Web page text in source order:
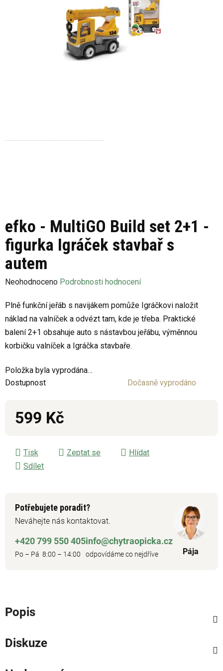
efko - MultiGO Build set 2+1 -
figurka Igráček stavbař s
autem
Průměrné
produktu
je
0,0
z
hvězdiček.
Neohodnoceno Podrobnosti hodnocení
Plně funkční jeřáb s navijákem pomůže Igráčkovi naložit
náklad na valníček a odvézt tam, kde je třeba. Praktické
balení 2+1 obsahuje auto s nástavbou jeřábu, výměnnou
korbičku valníček a Igráčka stavbaře.
Položka byla vyprodána…
Dostupnost
Dočasně vyprodáno
599 Kč
Tisk Zeptat se
Hlídat
Sdílet
Potřebujete poradit?
Neváhejte nás kontaktovat.
+420 799 550 405
Po – Pá 8:00 – 14:00
info@chytraopicka.cz
odpovídáme co nejdříve Pája
Popis
Diskuze